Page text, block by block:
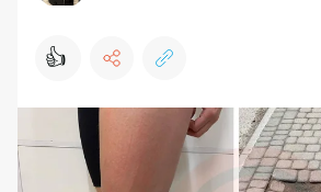
👍